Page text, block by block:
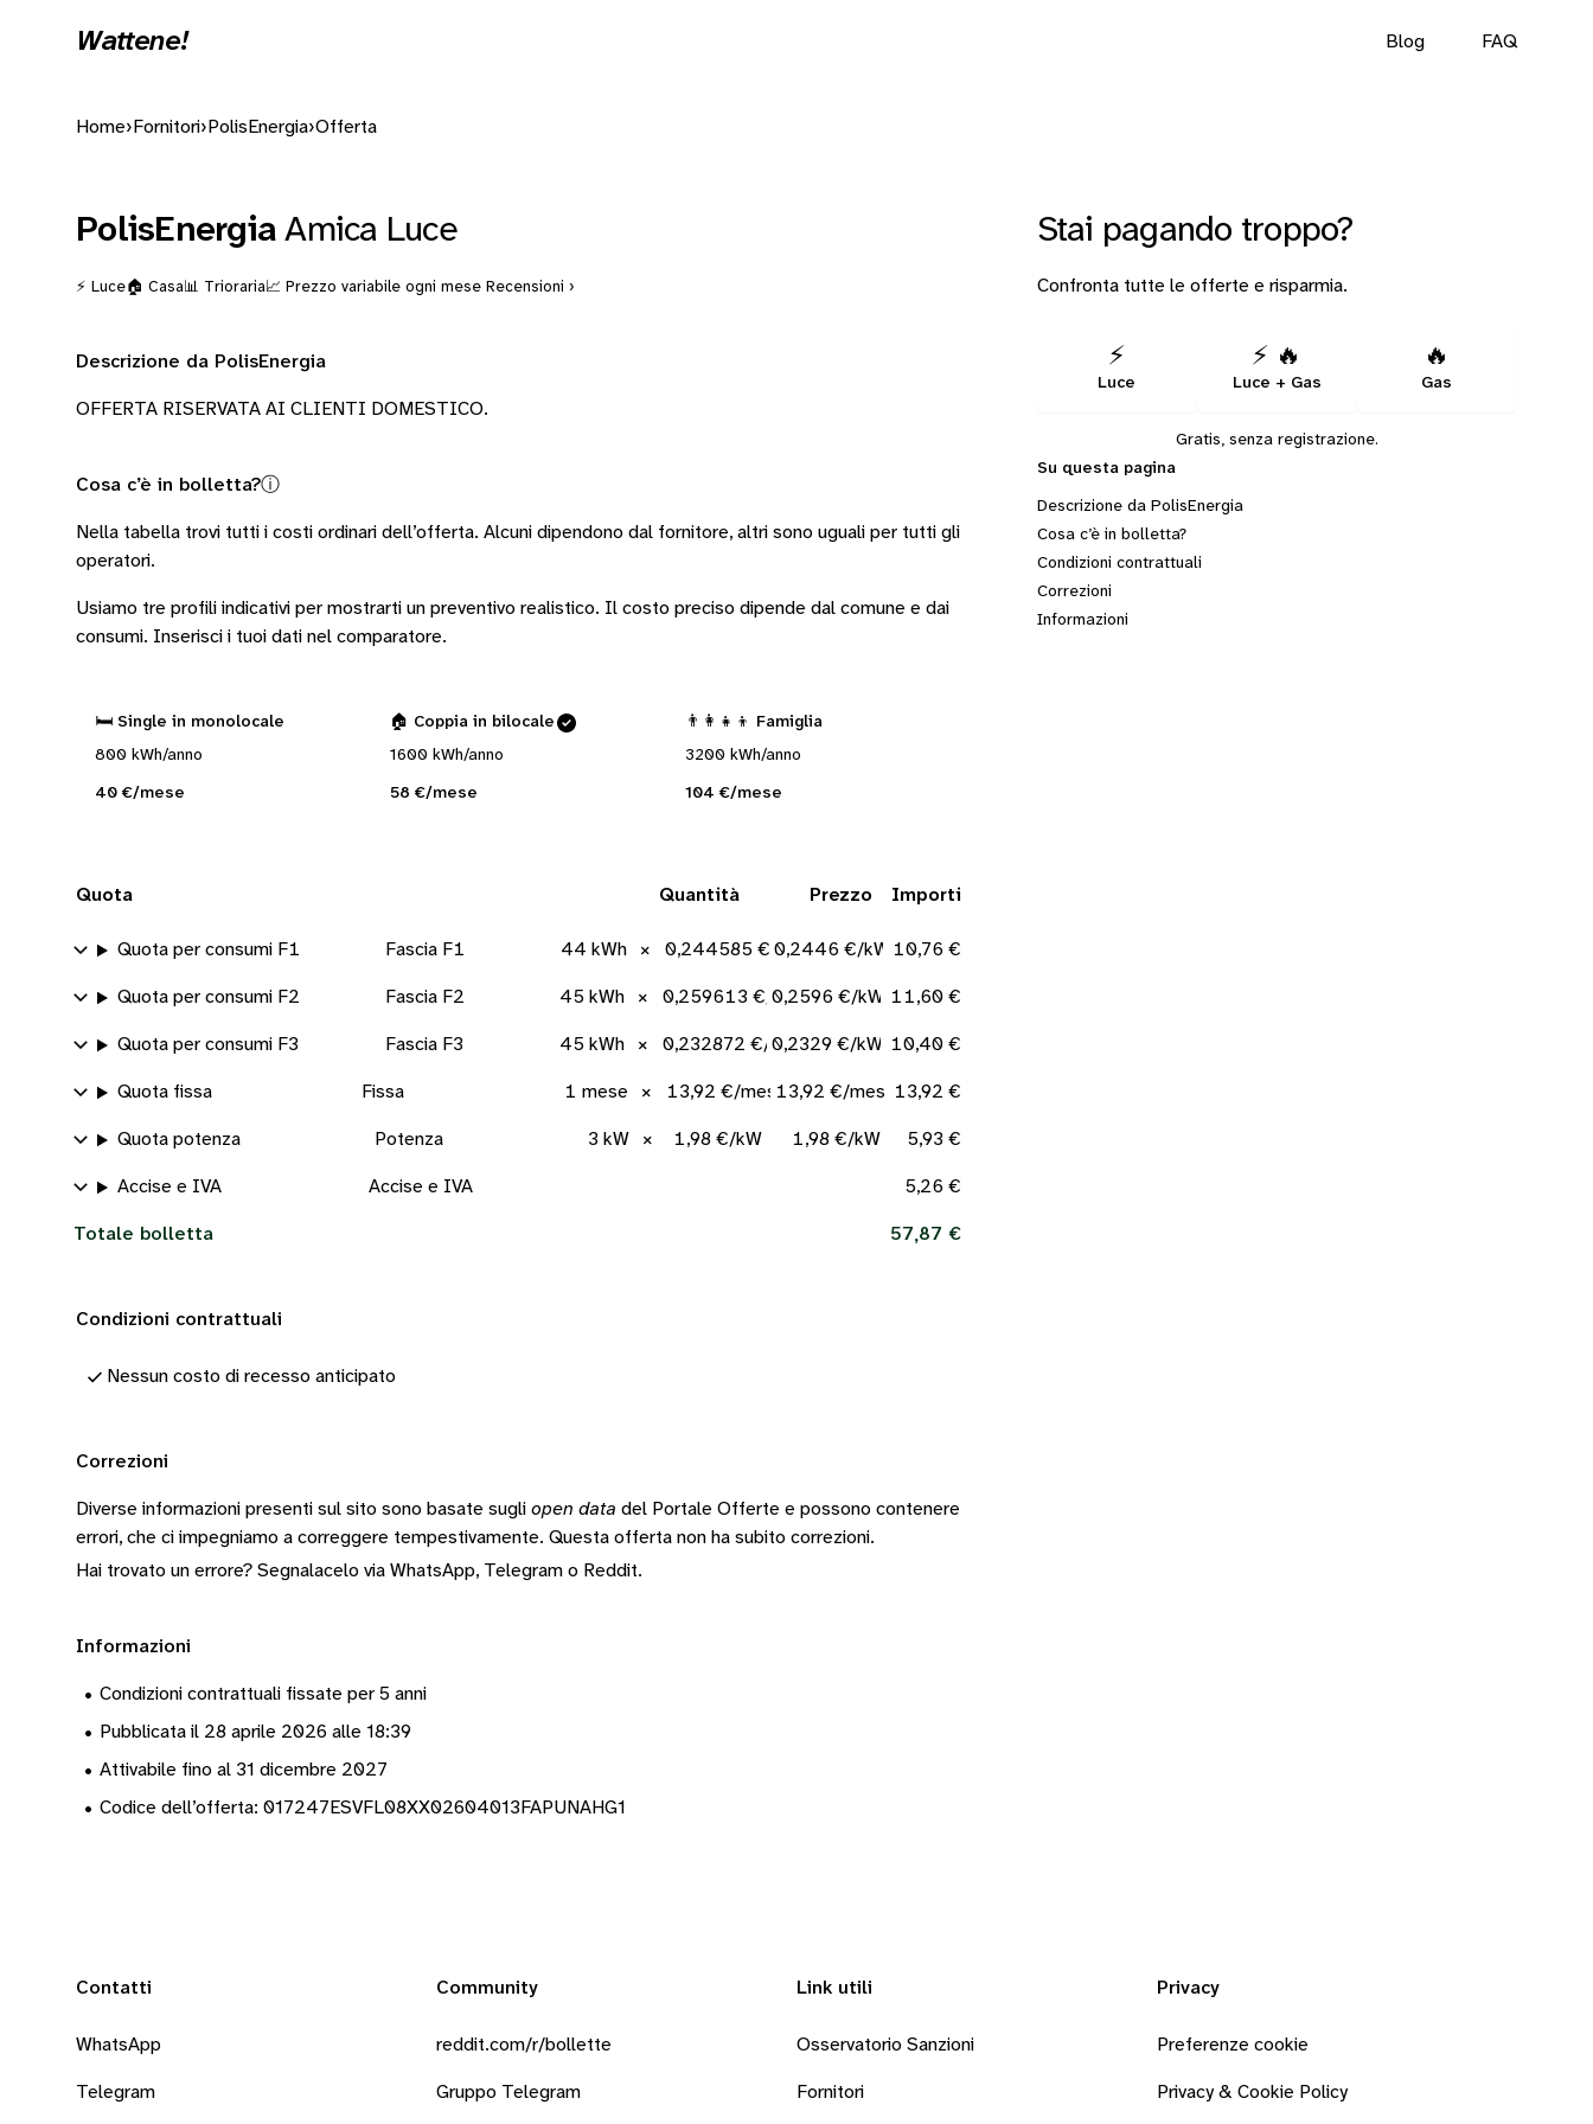
Wattene! Blog FAQ
Home› Fornitori› PolisEnergia›Offerta
PolisEnergia Amica Luce
⚡ Luce🏠 Casa📊 Trioraria📈 Prezzo variabile ogni mese Recensioni ›
Descrizione da PolisEnergia
OFFERTA RISERVATA AI CLIENTI DOMESTICO.
Cosa c’è in bolletta?ⓘ
Nella tabella trovi tutti i costi ordinari dell’offerta. Alcuni dipendono dal fornitore, altri sono uguali per tutti gli
operatori.
Usiamo tre profili indicativi per mostrarti un preventivo realistico. Il costo preciso dipende dal comune e dai
consumi. Inserisci i tuoi dati nel comparatore.
🛏️ Single in monolocale
800 kWh/anno
40 €/mese
🏠 Coppia in bilocale
1600 kWh/anno
58 €/mese
👨‍👩‍👧‍👦 Famiglia
3200 kWh/anno
104 €/mese
Quota Quantità Prezzo Importi
Quota per consumi F1 Fascia F1 44 kWh × 0,244585 €/kWh0,2446 €/kWh10,76 €
Quota per consumi F2 Fascia F2 45 kWh × 0,259613 €/kWh0,2596 €/kWh11,60 €
Quota per consumi F3 Fascia F3 45 kWh × 0,232872 €/kWh0,2329 €/kWh 10,40 €
Quota fissa Fissa 1 mese × 13,92 €/mese13,92 €/mese 13,92 €
Quota potenza Potenza 3 kW × 1,98 €/kW 1,98 €/kW 5,93 €
Accise e IVA Accise e IVA 5,26 €
Totale bolletta 57,87 €
Condizioni contrattuali
Nessun costo di recesso anticipato
Correzioni
Diverse informazioni presenti sul sito sono basate sugli open data del Portale Offerte e possono contenere
errori, che ci impegniamo a correggere tempestivamente. Questa offerta non ha subito correzioni.
Hai trovato un errore? Segnalacelo via WhatsApp, Telegram o Reddit.
Informazioni
• Condizioni contrattuali fissate per 5 anni
• Pubblicata il 28 aprile 2026 alle 18:39
• Attivabile fino al 31 dicembre 2027
• Codice dell’offerta: 017247ESVFL08XX02604013FAPUNAHG1
Stai pagando troppo?
Confronta tutte le offerte e risparmia.
⚡
Luce
⚡ 🔥
Luce + Gas
🔥
Gas
Gratis, senza registrazione.
Su questa pagina
Descrizione da PolisEnergia
Cosa c’è in bolletta?
Condizioni contrattuali
Correzioni
Informazioni
Contatti
WhatsApp
Telegram
Community
reddit.com/r/bollette
Gruppo Telegram
Link utili
Osservatorio Sanzioni
Fornitori
Privacy
Preferenze cookie
Privacy & Cookie Policy